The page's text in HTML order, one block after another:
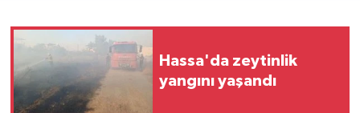
Hassa'da zeytinlik
yangını yaşandı